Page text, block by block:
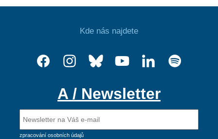
Kde nás najdete
A / Newsletter
zpracování osobních údajů